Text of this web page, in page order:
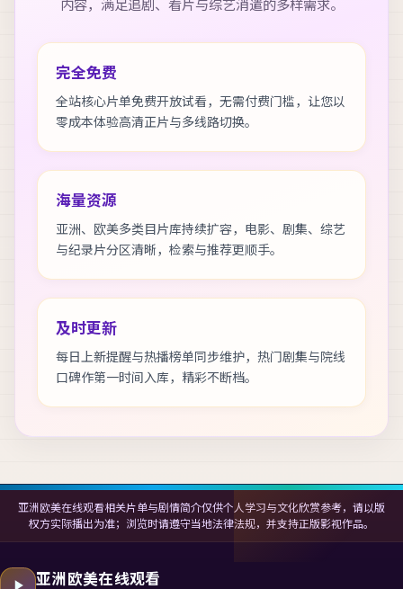
内容，满足追剧、看片与综艺消遣的多样需求。
完全免费
全站核心片单免费开放试看，无需付费门槛，让您以
零成本体验高清正片与多线路切换。
海量资源
亚洲、欧美多类目片库持续扩容，电影、剧集、综艺
与纪录片分区清晰，检索与推荐更顺手。
及时更新
每日上新提醒与热播榜单同步维护，热门剧集与院线
口碑作第一时间入库，精彩不断档。
亚洲欧美在线观看相关片单与剧情简介仅供个人学习与文化欣赏参考，请以版
权方实际播出为准；浏览时请遵守当地法律法规，并支持正版影视作品。
亚洲欧美在线观看